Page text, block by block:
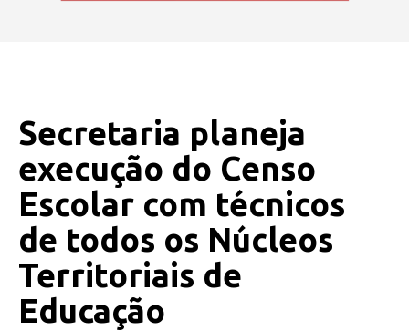
Secretaria planeja
execução do Censo
Escolar com técnicos
de todos os Núcleos
Territoriais de
Educação